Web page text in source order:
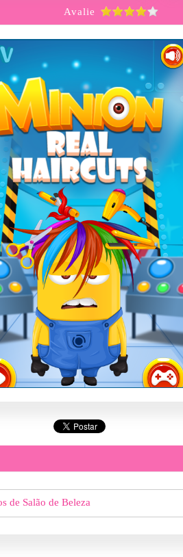
Avalie
de Salão de Beleza